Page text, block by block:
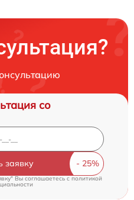
со
заявку
Вы соглашаетесь c политикой